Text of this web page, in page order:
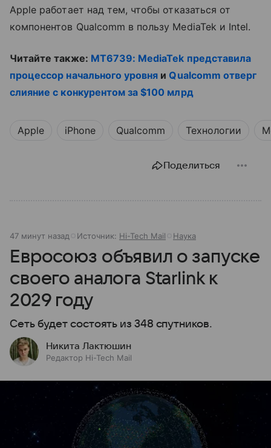
Apple работает над тем, чтобы отказаться от
компонентов Qualcomm в пользу MediaTek и Intel.
Читайте также: MT6739: MediaTek представила
процессор начального уровня и Qualcomm отверг
слияние с конкурентом за $100 млрд
Apple iPhone Qualcomm Технологии
Поделиться
47 минут назад Источник: Hi-Tech Mail Наука
Евросоюз объявил о запуске
своего аналога Starlink к
2029 году
Сеть будет состоять из 348 спутников.
Никита Лактюшин
Редактор Hi-Tech Mail